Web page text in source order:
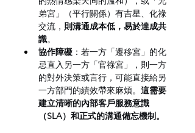
弟宮」（平行關係）有吉星、化祿
交流， 則溝通成本低，易於達成共
識。
協作障礙 ：若一方「遷移宮」的化
忌直入另一方「官祿宮」，則一方
的對外決策或言行，可能直接給另
一方部門的績效帶來麻煩。 這需要
建立清晰的內部客戶服務意識
（SLA）和正式的溝通備忘機制。